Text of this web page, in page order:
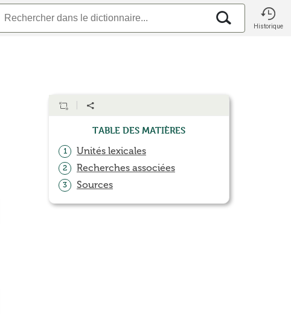
Historique
Table des matières
1 Unités lexicales
2 Recherches associées
3 Sources